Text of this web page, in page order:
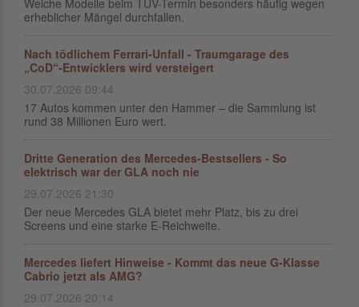
Welche Modelle beim TÜV-Termin besonders häufig wegen
erheblicher Mängel durchfallen.
Nach tödlichem Ferrari-Unfall - Traumgarage des
„CoD“-Entwicklers wird versteigert
30.07.2026 09:44
17 Autos kommen unter den Hammer – die Sammlung ist
rund 38 Millionen Euro wert.
Dritte Generation des Mercedes-Bestsellers - So
elektrisch war der GLA noch nie
29.07.2026 21:30
Der neue Mercedes GLA bietet mehr Platz, bis zu drei
Screens und eine starke E-Reichweite.
Mercedes liefert Hinweise - Kommt das neue G-Klasse
Cabrio jetzt als AMG?
29.07.2026 20:14